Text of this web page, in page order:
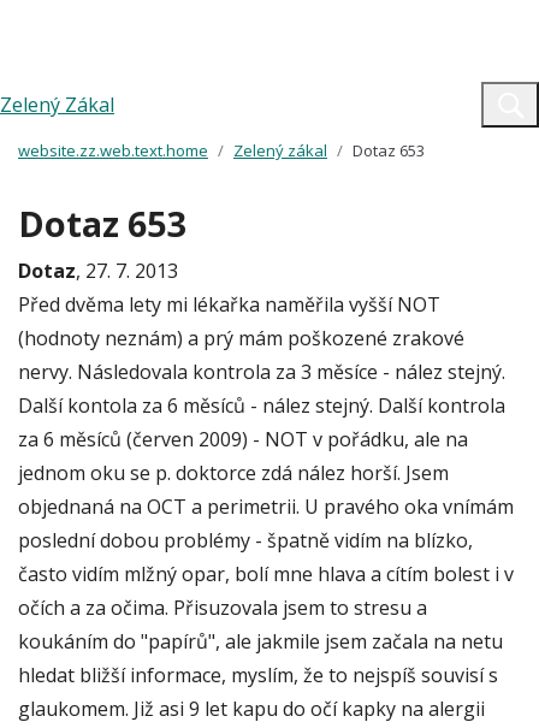
Zelený Zákal
website.zz.web.text.home Zelený zákal Dotaz 653
Dotaz 653
Dotaz, 27. 7. 2013
Před dvěma lety mi lékařka naměřila vyšší NOT
(hodnoty neznám) a prý mám poškozené zrakové
nervy. Následovala kontrola za 3 měsíce - nález stejný.
Další kontola za 6 měsíců - nález stejný. Další kontrola
za 6 měsíců (červen 2009) - NOT v pořádku, ale na
jednom oku se p. doktorce zdá nález horší. Jsem
objednaná na OCT a perimetrii. U pravého oka vnímám
poslední dobou problémy - špatně vidím na blízko,
často vidím mlžný opar, bolí mne hlava a cítím bolest i v
očích a za očima. Přisuzovala jsem to stresu a
koukáním do "papírů", ale jakmile jsem začala na netu
hledat bližší informace, myslím, že to nejspíš souvisí s
glaukomem. Již asi 9 let kapu do očí kapky na alergii